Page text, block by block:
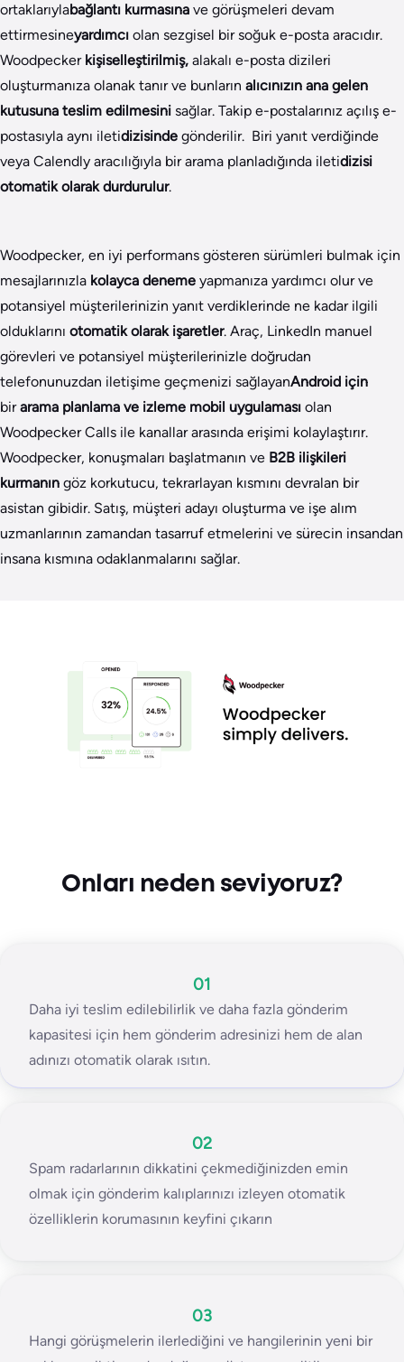
ortaklarıylabağlantı kurmasına ve görüşmeleri devam
ettirmesineyardımcı olan sezgisel bir soğuk e-posta aracıdır.
Woodpecker kişiselleştirilmiş, alakalı e-posta dizileri
oluşturmanıza olanak tanır ve bunların alıcınızın ana gelen
kutusuna teslim edilmesini sağlar. Takip e-postalarınız açılış e-
postasıyla aynı iletidizisinde gönderilir. Biri yanıt verdiğinde
veya Calendly aracılığıyla bir arama planladığında iletidizisi
otomatik olarak durdurulur.
Woodpecker, en iyi performans gösteren sürümleri bulmak için
mesajlarınızla kolayca deneme yapmanıza yardımcı olur ve
potansiyel müşterilerinizin yanıt verdiklerinde ne kadar ilgili
olduklarını otomatik olarak işaretler. Araç, LinkedIn manuel
görevleri ve potansiyel müşterilerinizle doğrudan
telefonunuzdan iletişime geçmenizi sağlayanAndroid için
birarama planlama ve izleme mobil uygulaması olan
Woodpecker Calls ile kanallar arasında erişimi kolaylaştırır.
Woodpecker, konuşmaları başlatmanın ve B2B ilişkileri
kurmanın göz korkutucu, tekrarlayan kısmını devralan bir
asistan gibidir. Satış, müşteri adayı oluşturma ve işe alım
uzmanlarının zamandan tasarruf etmelerini ve sürecin insandan
insana kısmına odaklanmalarını sağlar.
Onları neden seviyoruz?
01
Daha iyi teslim edilebilirlik ve daha fazla gönderim
kapasitesi için hem gönderim adresinizi hem de alan
adınızı otomatik olarak ısıtın.
02
Spam radarlarının dikkatini çekmediğinizden emin
olmak için gönderim kalıplarınızı izleyen otomatik
özelliklerin korumasının keyfini çıkarın
03
Hangi görüşmelerin ilerlediğini ve hangilerinin yeni bir